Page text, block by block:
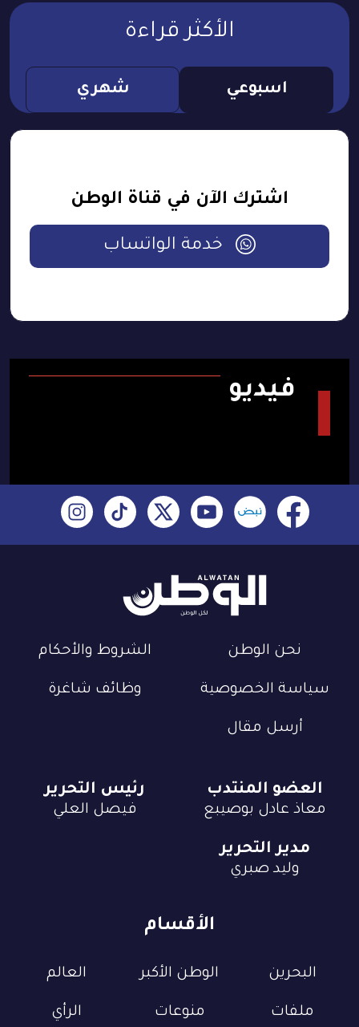
الأكثر قراءة
اسبوعي شهري
اشترك الآن في قناة الوطن
خدمة الواتساب
فيديو
نحن الوطن الشروط والأحكام
سياسة الخصوصية وظائف شاغرة
أرسل مقال
الأقسام
البحرين الوطن الأكبر العالم
ملفات منوعات الرأي
العضو المنتدب
معاذ عادل بوصيبع
رئيس التحرير
فيصل العلي
مدير التحرير
وليد صبري